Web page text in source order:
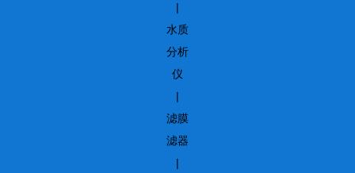
|
水质
分析
仪
|
滤膜
滤器
|